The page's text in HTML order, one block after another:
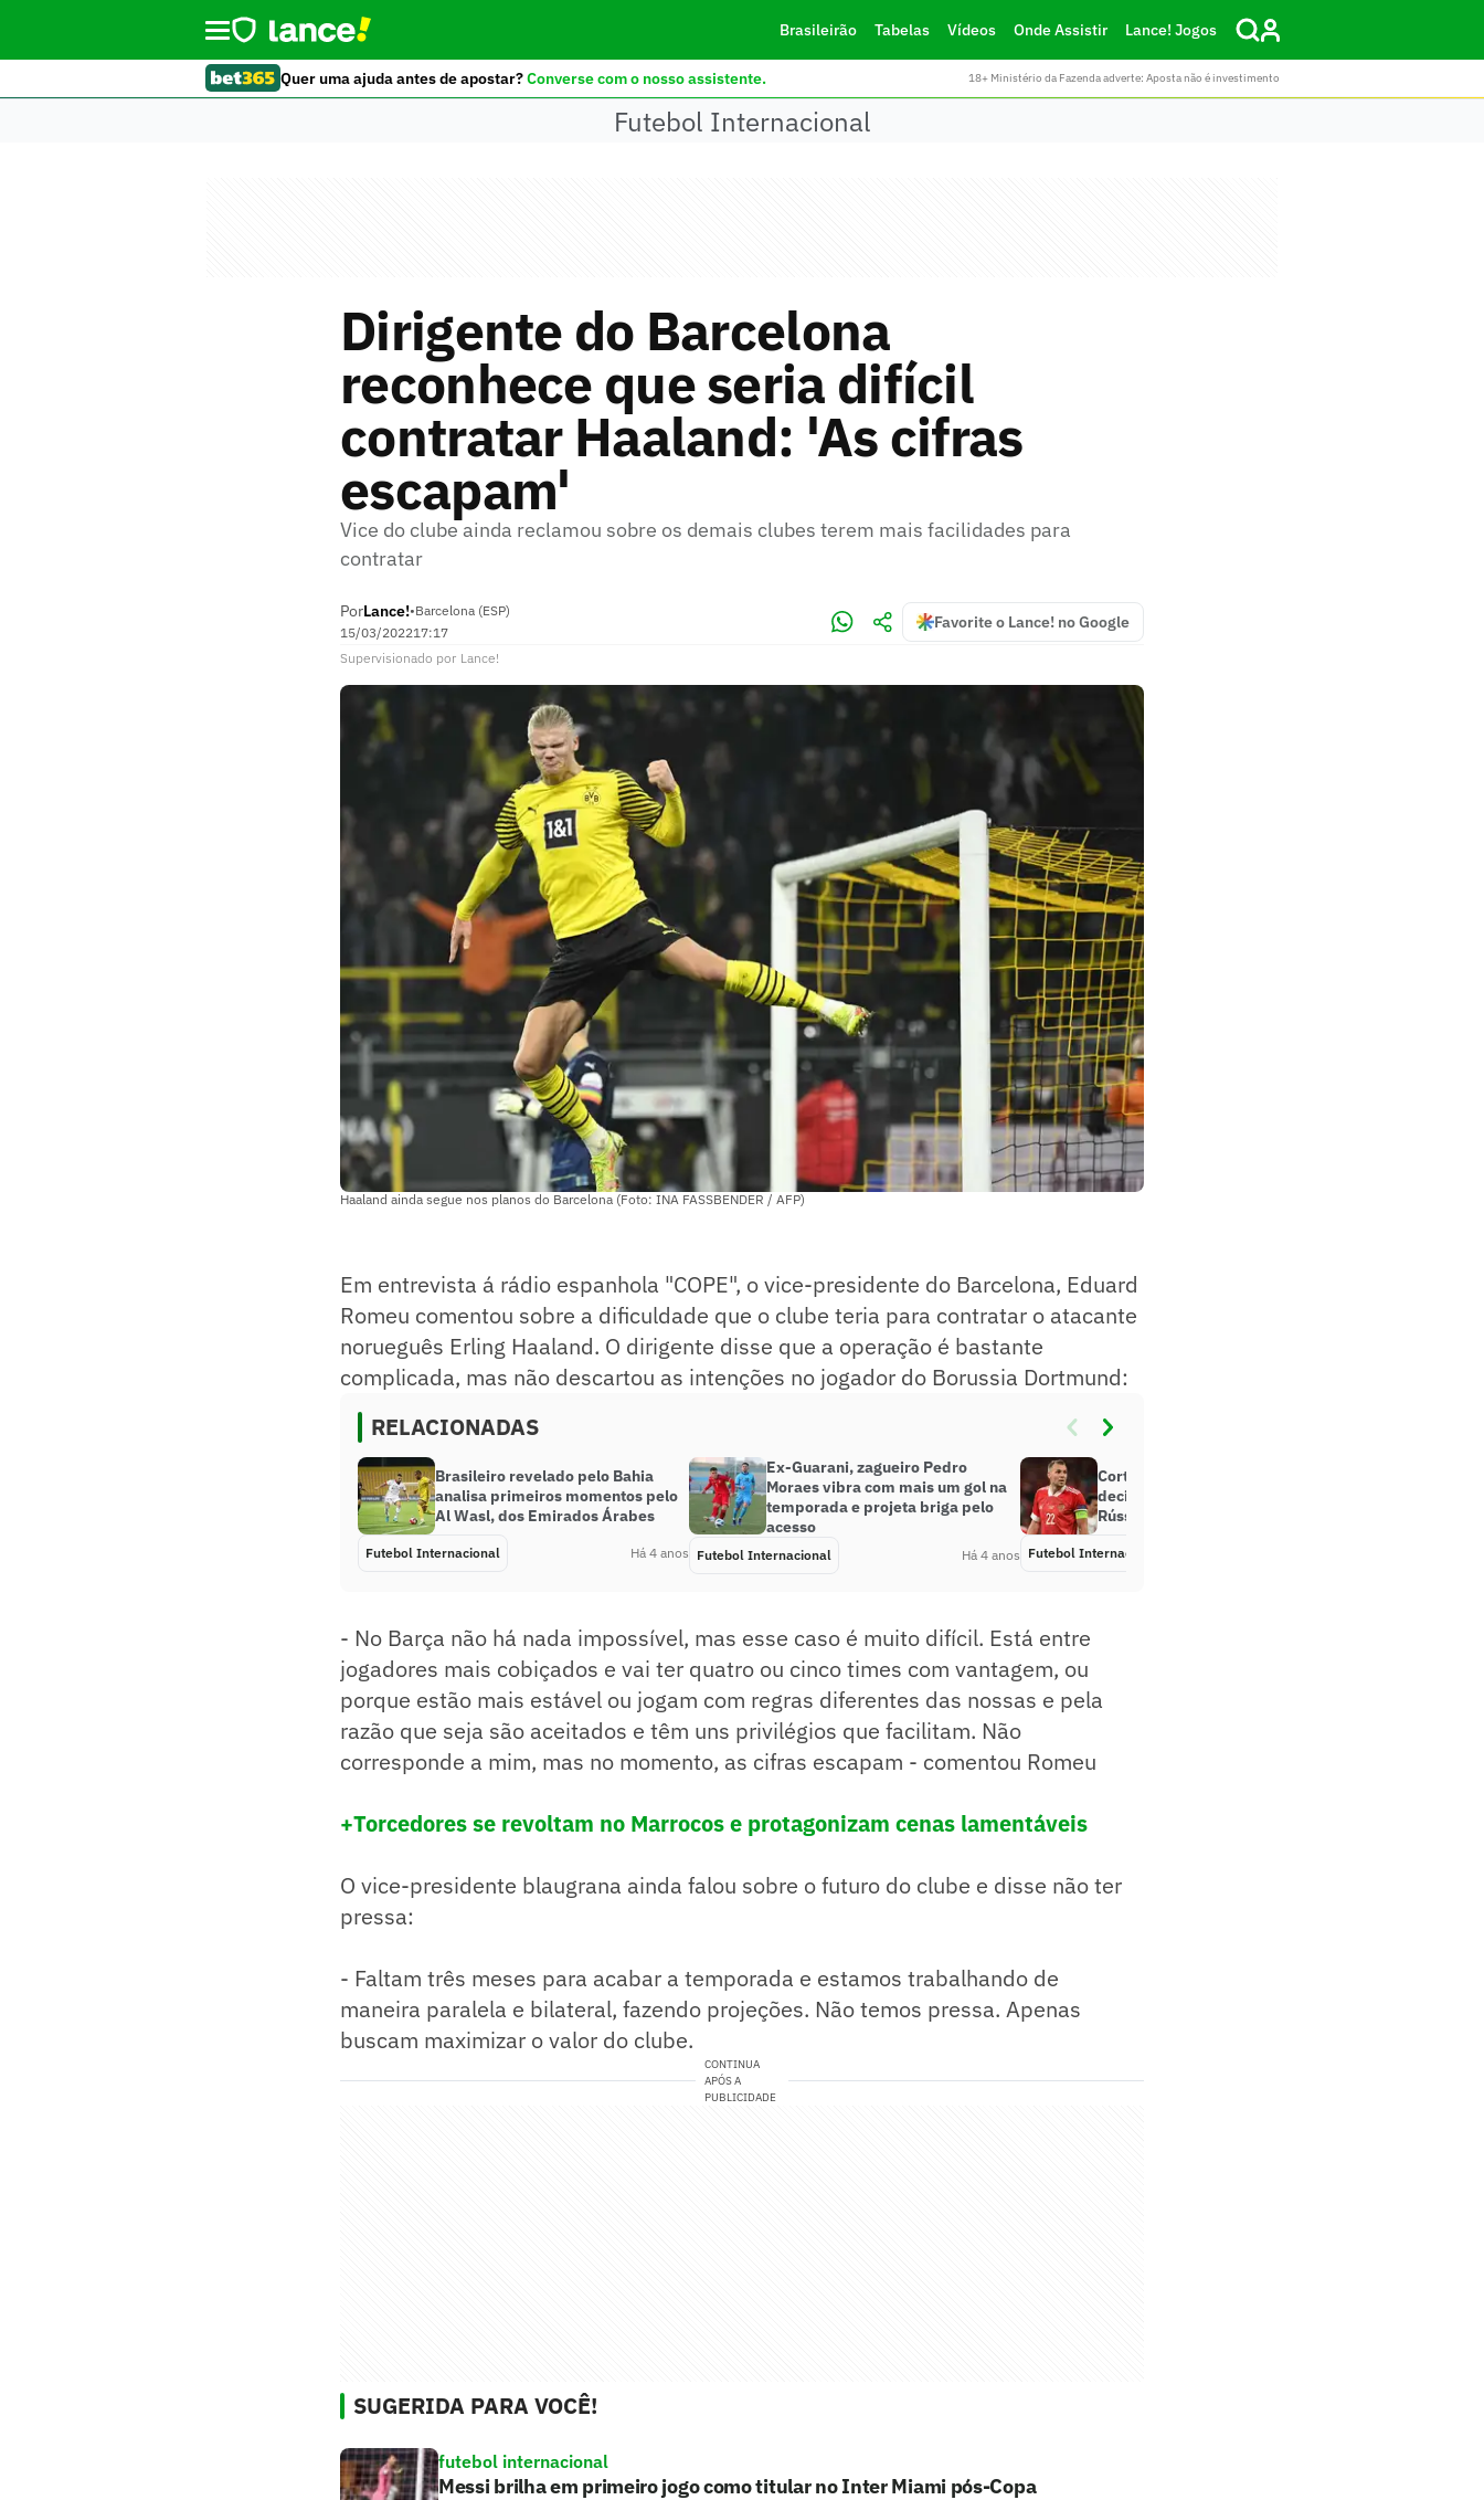
Brasileirão Tabelas Vídeos Onde Assistir Lance! Jogos
Quer uma ajuda antes de apostar?Converse com o nosso assistente. 18+ Ministério da Fazenda adverte: Aposta não é investimento
Futebol Internacional
Dirigente do Barcelona
reconhece que seria difícil
contratar Haaland: 'As cifras
escapam'
Vice do clube ainda reclamou sobre os demais clubes terem mais facilidades para
contratar
PorLance!•Barcelona (ESP)
15/03/202217:17
Favorite o Lance! no Google
Supervisionado por Lance!
Haaland ainda segue nos planos do Barcelona (Foto: INA FASSBENDER / AFP)
Em entrevista á rádio espanhola "COPE", o vice-presidente do Barcelona, Eduard
Romeu comentou sobre a dificuldade que o clube teria para contratar o atacante
norueguês Erling Haaland. O dirigente disse que a operação é bastante
complicada, mas não descartou as intenções no jogador do Borussia Dortmund:
RELACIONADAS
Brasileiro revelado pelo Bahia
analisa primeiros momentos pelo
Al Wasl, dos Emirados Árabes
Futebol Internacional Há 4 anos
Ex-Guarani, zagueiro Pedro
Moraes vibra com mais um gol na
temporada e projeta briga pelo
acesso
Futebol Internacional Há 4 anos
Corte Arbitral do Esporte mantém
decisão, e clubes e seleções da
Rússia seguem banidos no futebol
Futebol Internacional
- No Barça não há nada impossível, mas esse caso é muito difícil. Está entre
jogadores mais cobiçados e vai ter quatro ou cinco times com vantagem, ou
porque estão mais estável ou jogam com regras diferentes das nossas e pela
razão que seja são aceitados e têm uns privilégios que facilitam. Não
corresponde a mim, mas no momento, as cifras escapam - comentou Romeu
+Torcedores se revoltam no Marrocos e protagonizam cenas lamentáveis
O vice-presidente blaugrana ainda falou sobre o futuro do clube e disse não ter
pressa:
- Faltam três meses para acabar a temporada e estamos trabalhando de
maneira paralela e bilateral, fazendo projeções. Não temos pressa. Apenas
buscam maximizar o valor do clube.
CONTINUA
APÓS A
PUBLICIDADE
SUGERIDA PARA VOCÊ!
futebol internacional
Messi brilha em primeiro jogo como titular no Inter Miami pós-Copa